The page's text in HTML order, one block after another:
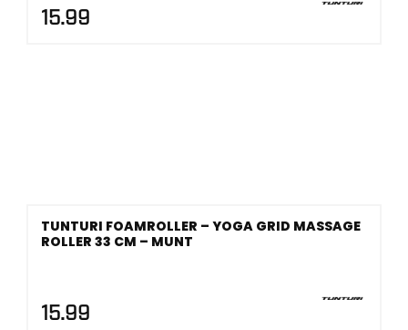
15.99
TUNTURI FOAMROLLER – YOGA GRID MASSAGE
ROLLER 33 CM – MUNT
15.99